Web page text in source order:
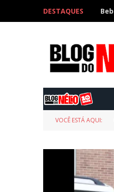
DESTAQUES
VOCÊ ESTÁ AQUI: